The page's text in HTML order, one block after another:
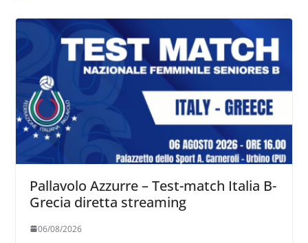
Pallavolo Azzurre – Test-match Italia B-
Grecia diretta streaming
06/08/2026